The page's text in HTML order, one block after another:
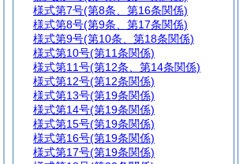
様式第7号(第8条、第16条関係)
様式第8号(第9条、第17条関係)
様式第9号(第10条、第18条関係)
様式第10号(第11条関係)
様式第11号(第12条、第14条関係)
様式第12号(第12条関係)
様式第13号(第19条関係)
様式第14号(第19条関係)
様式第15号(第19条関係)
様式第16号(第19条関係)
様式第17号(第19条関係)